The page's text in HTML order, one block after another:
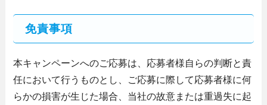
免責事項
本キャンペーンへのご応募は、応募者様自らの判断と責
任において行うものとし、ご応募に際して応募者様に何
らかの損害が生じた場合、当社の故意または重過失に起